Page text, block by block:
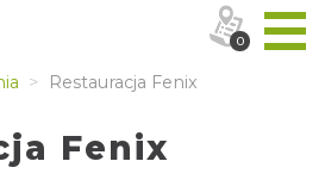
Restauracja Fenix
Fenix
0